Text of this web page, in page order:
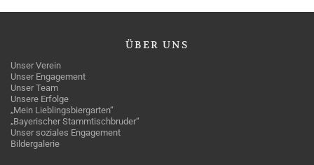
ÜBER UNS
Unser Verein
Unser Engagement
Unser Team
Unsere Erfolge
„Mein Lieblingsbiergarten“
„Bayerischer Stammtischbruder“
Unser soziales Engagement
Bildergalerie